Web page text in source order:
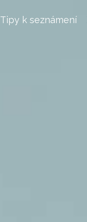
Tipy k seznámení